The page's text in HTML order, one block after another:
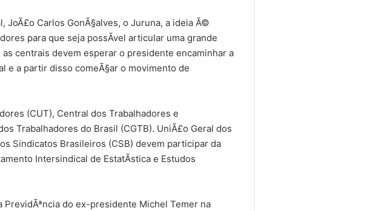
JoÃ£o Carlos GonÃ§alves, o Juruna, a ideia Ã©
para que seja possÃ­vel articular uma grande
centrais devem esperar o presidente encaminhar a
e a partir disso comeÃ§ar o movimento de
(CUT), Central dos Trabalhadores e
Trabalhadores do Brasil (CGTB). UniÃ£o Geral dos
Sindicatos Brasileiros (CSB) devem participar da
Intersindical de EstatÃ­stica e Estudos
PrevidÃªncia do ex-presidente Michel Temer na